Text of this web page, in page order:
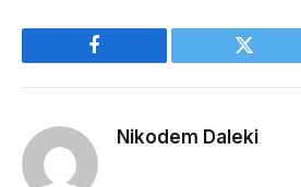
Facebook Twitter
Nikodem Daleki